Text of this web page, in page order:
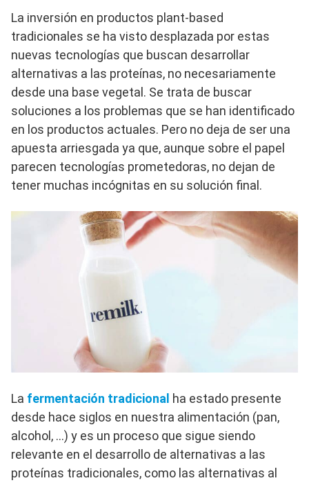
La inversión en productos plant-based
tradicionales se ha visto desplazada por estas
nuevas tecnologías que buscan desarrollar
alternativas a las proteínas, no necesariamente
desde una base vegetal. Se trata de buscar
soluciones a los problemas que se han identificado
en los productos actuales. Pero no deja de ser una
apuesta arriesgada ya que, aunque sobre el papel
parecen tecnologías prometedoras, no dejan de
tener muchas incógnitas en su solución final.
La fermentación tradicional ha estado presente
desde hace siglos en nuestra alimentación (pan,
alcohol, …) y es un proceso que sigue siendo
relevante en el desarrollo de alternativas a las
proteínas tradicionales, como las alternativas al